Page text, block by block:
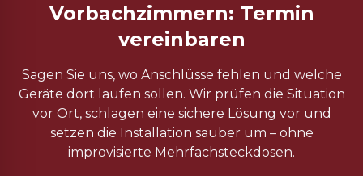
Vorbachzimmern: Termin
vereinbaren
Sagen Sie uns, wo Anschlüsse fehlen und welche
Geräte dort laufen sollen. Wir prüfen die Situation
vor Ort, schlagen eine sichere Lösung vor und
setzen die Installation sauber um – ohne
improvisierte Mehrfachsteckdosen.